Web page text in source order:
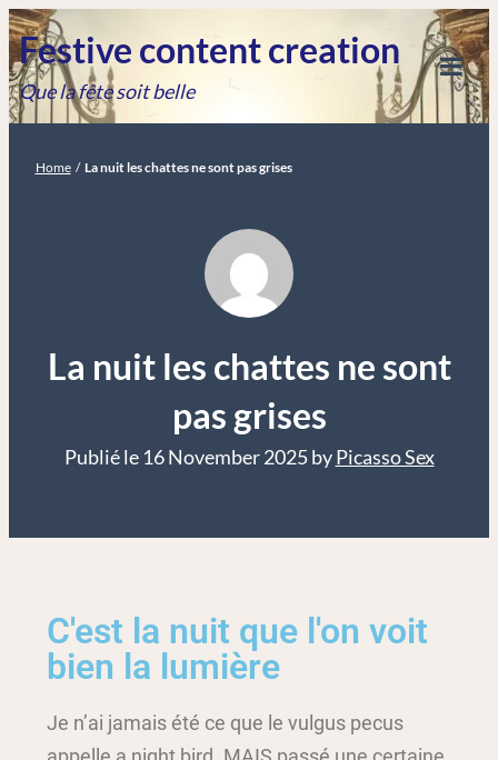
Festive content creation
Que la fête soit belle
Home / La nuit les chattes ne sont pas grises
La nuit les chattes ne sont
pas grises
Publié le 16 November 2025byPicasso Sex
C'est la nuit que l'on voit
bien la lumière
Je n’ai jamais été ce que le vulgus pecus